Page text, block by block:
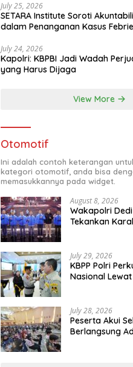
July 25, 2026
SETARA Institute Soroti
dalam Penanganan Kasus Febrie
July 24, 2026
Kapolri: KBPBI Jadi Wadah
yang Harus Dijaga
View More
Otomotif
Ini adalah contoh keterangan
kategori otomotif, anda bisa
memasukkannya pada widget.
August 8, 2026
Wakapolri
Tekankan
July 29, 2026
KBPP Polri
Nasional
July 28, 2026
Peserta Akui
Berlangsung